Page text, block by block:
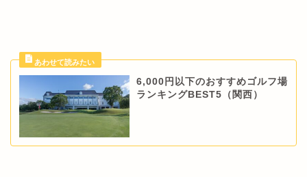
6,000円以下のおすすめゴルフ場
ランキングBEST5（関西）